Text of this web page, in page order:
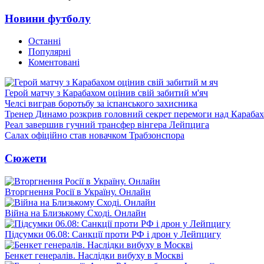
Новини футболу
Останні
Популярні
Коментовані
Герой матчу з Карабахом оцінив свій забитий м'яч
Челсі виграв боротьбу за іспанського захисника
Тренер Динамо розкрив головний секрет перемоги над
Реал завершив гучний трансфер вінгера Лейпцига
Салах офіційно став новачком Трабзонспора
Сюжети
Вторгнення Росії в Україну. Онлайн
Війна на Близькому Сході. Онлайн
Підсумки 06.08: Санкції проти РФ і дрон у Лейпцигу
Бенкет генералів. Наслідки вибуху в Москві